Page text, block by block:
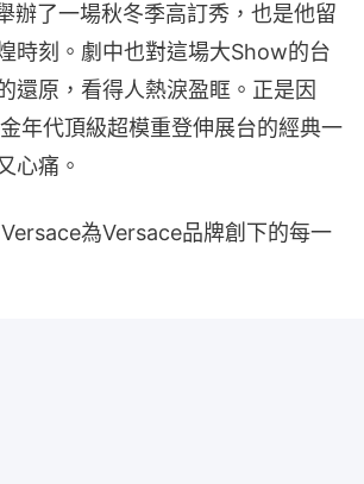
辦了一場秋冬季高訂秀，也是他留
時刻。劇中也對這場大Show的台
還原，看得人熱淚盈眶。正是因
年代頂級超模重登伸展台的經典一
心痛。
為Versace品牌創下的每一